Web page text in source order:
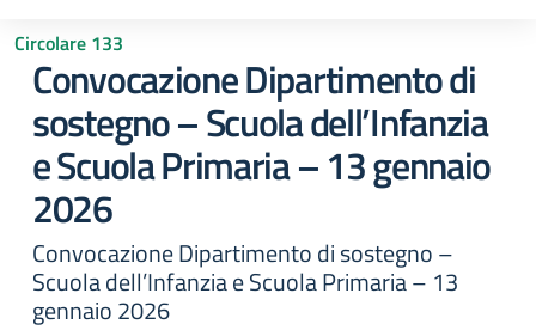
Circolare 133
Convocazione Dipartimento di
sostegno – Scuola dell’Infanzia
e Scuola Primaria – 13 gennaio
2026
Convocazione Dipartimento di sostegno –
Scuola dell’Infanzia e Scuola Primaria – 13
gennaio 2026